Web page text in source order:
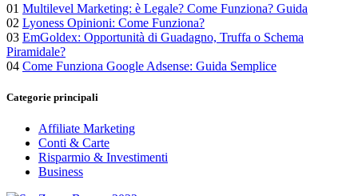
01 Multilevel Marketing: è Legale? Come Funziona? Guida
02 Lyoness Opinioni: Come Funziona?
03 EmGoldex: Opportunità di Guadagno, Truffa o Schema
Piramidale?
04 Come Funziona Google Adsense: Guida Semplice
Categorie principali
Affiliate Marketing
Conti & Carte
Risparmio & Investimenti
Business